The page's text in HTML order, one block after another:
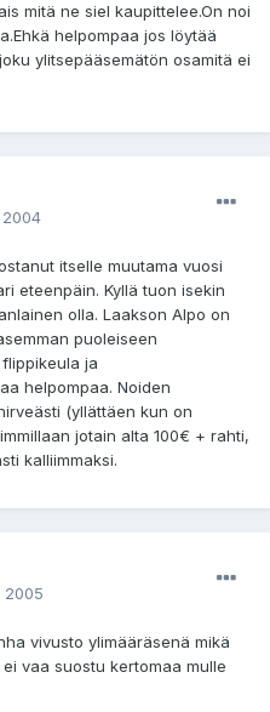
mitä ne siel kaupittelee.On noi
helpompaa jos löytää
ylitsepääsemätön osamitä ei
2004
itselle muutama vuosi
eteenpäin. Kyllä tuon isekin
olla. Laakson Alpo on
puoleiseen
ja
helpompaa. Noiden
(yllättäen kun on
jotain alta 100€ + rahti,
kalliimmaksi.
2005
vivusto ylimääräsenä mikä
vaa suostu kertomaa mulle